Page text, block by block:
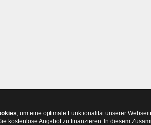
, um eine optimale Funktionalität unserer
kostenlose Angebot zu finanzieren. In diesem